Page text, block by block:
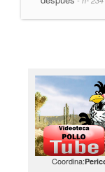
Coordina: